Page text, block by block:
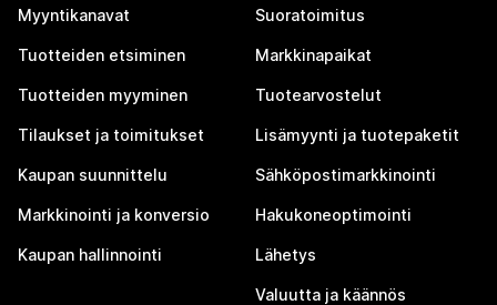
Myyntikanavat
Tuotteiden etsiminen
Tuotteiden myyminen
Tilaukset ja toimitukset
Kaupan suunnittelu
Markkinointi ja konversio
Kaupan hallinnointi
Suoratoimitus
Markkinapaikat
Tuotearvostelut
Lisämyynti ja tuotepaketit
Sähköpostimarkkinointi
Hakukoneoptimointi
Lähetys
Valuutta ja käännös